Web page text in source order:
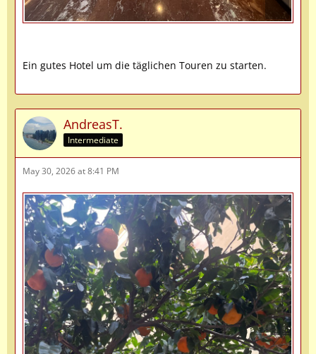
Ein gutes Hotel um die täglichen Touren zu starten.
AndreasT.
Intermediate
May 30, 2026 at 8:41 PM